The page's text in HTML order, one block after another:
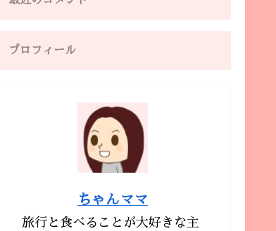
プロフィール
ちゃんママ
旅行と食べることが大好きな主